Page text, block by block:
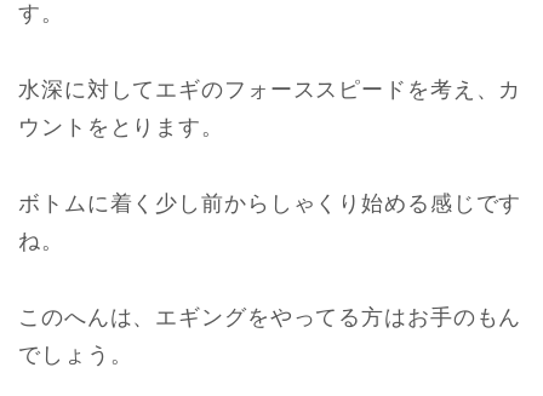
す。
水深に対してエギのフォーススピードを考え、カ
ウントをとります。
ボトムに着く少し前からしゃくり始める感じです
ね。
このへんは、エギングをやってる方はお手のもん
でしょう。